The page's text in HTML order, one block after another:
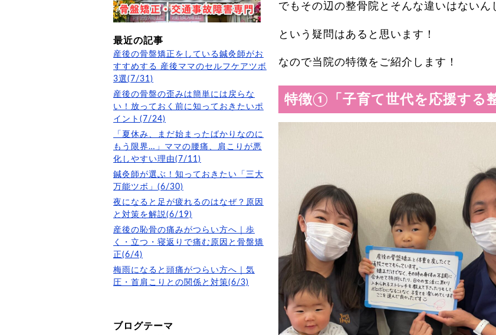
でもその辺の整骨院とそんな違いはないん
という疑問はあると思います！
なので当院の特徴をご紹介します！
特徴①「子育て世代を応援する
最近の記事
産後の骨盤矯正をしている鍼灸師がお
すすめする 産後ママのセルフケアツボ
3選(7/31)
産後の骨盤の歪みは簡単には戻らな
い！放っておく前に知っておきたいポ
イント(7/24)
「夏休み、まだ始まったばかりなのに
もう限界…」ママの腰痛、肩こりが悪
化しやすい理由(7/11)
鍼灸師が選ぶ！知っておきたい「三大
万能ツボ」(6/30)
夜になると足が疲れるのはなぜ？原因
と対策を解説(6/19)
産後の恥骨の痛みがつらい方へ｜歩
く・立つ・寝返りで痛む原因と骨盤矯
正(6/4)
梅雨になると頭痛がつらい方へ｜気
圧・首肩こりとの関係と対策(6/3)
ブログテーマ